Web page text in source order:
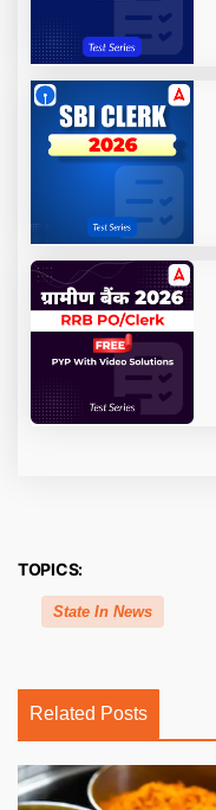
TOPICS:
State In News
Related Posts